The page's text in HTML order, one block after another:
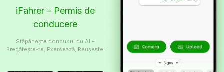
iFahrer – Permis de
conducere
Stăpânește condusul cu AI –
Pregătește-te, Exersează, Reușește!